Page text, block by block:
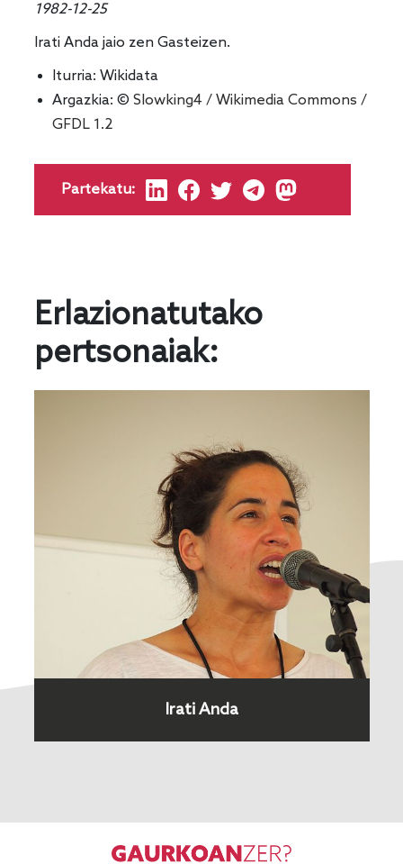
1982-12-25
Irati Anda jaio zen Gasteizen.
Iturria: Wikidata
Argazkia: © Slowking4/ Wikimedia Commons /
GFDL 1.2
Partekatu:
Erlazionatutako
pertsonaiak:
Irati Anda